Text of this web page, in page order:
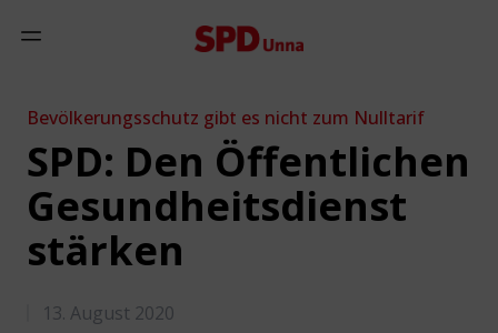
Mobiles Menü anzeigen
Bevölkerungsschutz gibt es nicht zum Nulltarif
SPD: Den Öffentlichen
Gesundheitsdienst
stärken
13. August 2020